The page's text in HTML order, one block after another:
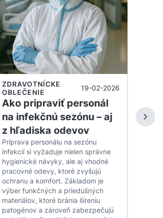
múkou a tukom.
podmienkach.
ZDRAVOTNÍCKE
OBLEČENIE
19-02-2026
Ako pripraviť personál
na infekčnú sezónu – aj
z hľadiska odevov
Príprava personálu na sezónu
infekcií si vyžaduje nielen správne
hygienické návyky, ale aj vhodné
pracovné odevy, ktoré zvyšujú
ochranu a komfort. Základom je
výber funkčných a priedušných
materiálov, ktoré bránia šíreniu
patogénov a zároveň zabezpečujú